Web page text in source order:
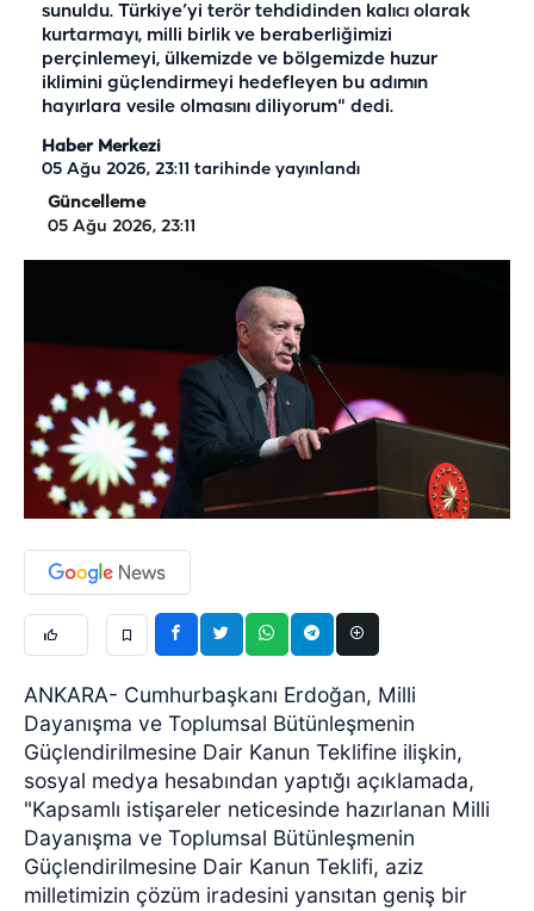
sunuldu. Türkiye’yi terör tehdidinden kalıcı olarak
kurtarmayı, milli birlik ve beraberliğimizi
perçinlemeyi, ülkemizde ve bölgemizde huzur
iklimini güçlendirmeyi hedefleyen bu adımın
hayırlara vesile olmasını diliyorum" dedi.
Haber Merkezi
05 Ağu 2026, 23:11 tarihinde yayınlandı
Güncelleme
05 Ağu 2026, 23:11
ANKARA- Cumhurbaşkanı Erdoğan, Milli
Dayanışma ve Toplumsal Bütünleşmenin
Güçlendirilmesine Dair Kanun Teklifine ilişkin,
sosyal medya hesabından yaptığı açıklamada,
"Kapsamlı istişareler neticesinde hazırlanan Milli
Dayanışma ve Toplumsal Bütünleşmenin
Güçlendirilmesine Dair Kanun Teklifi, aziz
milletimizin çözüm iradesini yansıtan geniş bir